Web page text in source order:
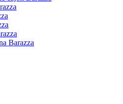
Barazza